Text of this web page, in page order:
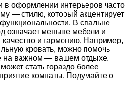
оформлении интерьеров часто
— стилю, который акцентирует
В спальне
означает меньше мебели и
качество и гармонию. Например,
кровать, можно помочь
на важном — вашем отдыхе.
стать гораздо более
комнаты. Подумайте о